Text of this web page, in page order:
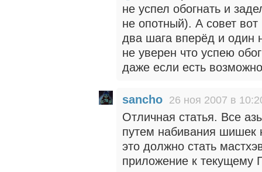
не успел обогнать и
не опотный). А совет
два шага вперёд и один
не уверен что успею
даже если есть
sancho 26 ноя 2007 в
Отличная статья. Все
путем набивания шишек
это должно стать
приложение к текущему